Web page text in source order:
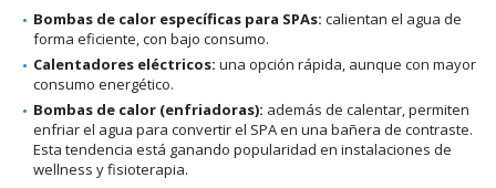
Bombas de calor específicas para SPAs: calientan el agua de
forma eficiente, con bajo consumo.
Calentadores eléctricos: una opción rápida, aunque con mayor
consumo energético.
Bombas de calor (enfriadoras): además de calentar, permiten
enfriar el agua para convertir el SPA en una bañera de contraste.
Esta tendencia está ganando popularidad en instalaciones de
wellness y fisioterapia.